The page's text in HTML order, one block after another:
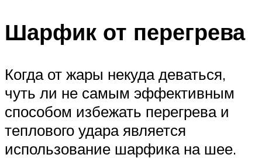
Шарфик от перегрева
Когда от жары некуда деваться,
чуть ли не самым эффективным
способом избежать перегрева и
теплового удара является
использование шарфика на шее.